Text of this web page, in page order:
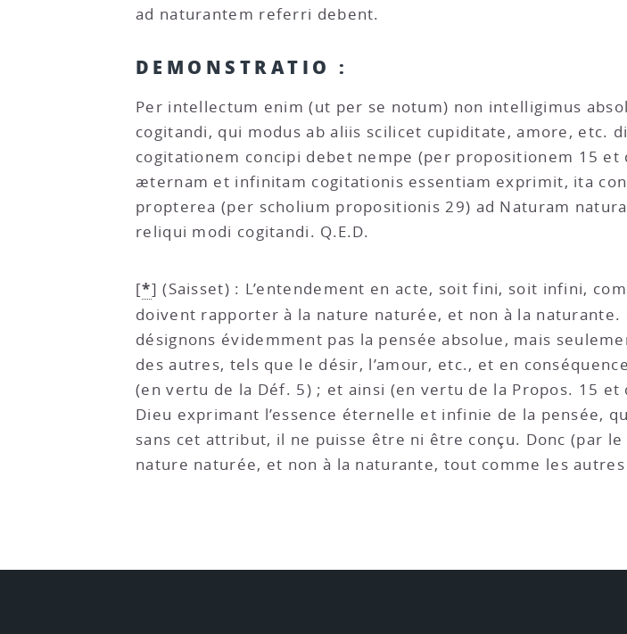
ad naturantem referri debent.
DEMONSTRATIO :
Per intellectum enim (ut per se notum) non intelligimus
cogitandi, qui modus ab aliis scilicet cupiditate, amore, etc.
cogitationem concipi debet nempe (per propositionem 15
æternam et infinitam cogitationis essentiam exprimit, ita
propterea (per scholium propositionis 29) ad Naturam
reliqui modi cogitandi. Q.E.D.
[*](Saisset) : L’entendement en acte, soit fini, soit infini,
doivent rapporter à la nature naturée, et non à la naturante.
désignons évidemment pas la pensée absolue, mais
des autres, tels que le désir, l’amour, etc., et en
(en vertu de la Déf. 5) ; et ainsi (en vertu de la Propos. 15
Dieu exprimant l’essence éternelle et infinie de la pensée,
sans cet attribut, il ne puisse être ni être conçu. Donc (par
nature naturée, et non à la naturante, tout comme les autres